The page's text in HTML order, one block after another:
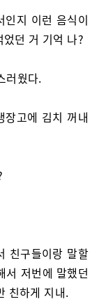
지 이런 음식이
던 거 기억 나?
러웠다.
고에 김치 꺼내
친구들이랑 말할
서 저번에 말했던
친하게 지내.